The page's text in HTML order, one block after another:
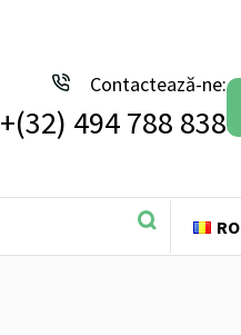
Contactează-ne:
+(32) 494 788 838
RO